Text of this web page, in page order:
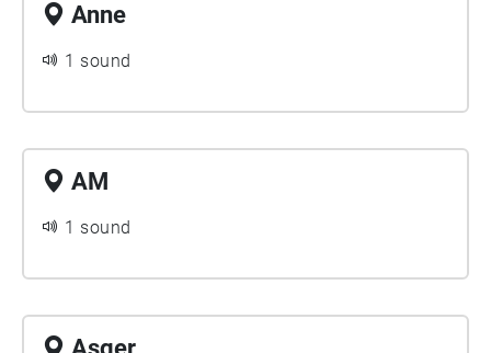
Anne
1 sound
AM
1 sound